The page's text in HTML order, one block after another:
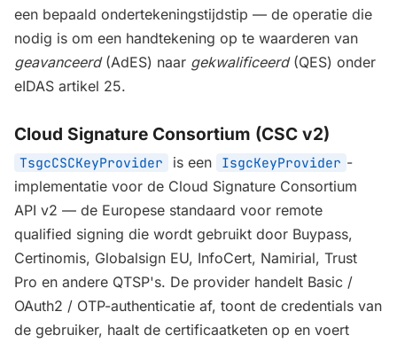
een bepaald ondertekeningstijdstip — de operatie die
nodig is om een handtekening op te waarderen van
geavanceerd(AdES) naar gekwalificeerd(QES) onder
eIDAS artikel 25.
Cloud Signature Consortium (CSC v2)
TsgcCSCKeyProvider is een IsgcKeyProvider -
implementatie voor de Cloud Signature Consortium
API v2 — de Europese standaard voor remote
qualified signing die wordt gebruikt door Buypass,
Certinomis, Globalsign EU, InfoCert, Namirial, Trust
Pro en andere QTSP's. De provider handelt Basic /
OAuth2 / OTP-authenticatie af, toont de credentials van
de gebruiker, haalt de certificaatketen op en voert